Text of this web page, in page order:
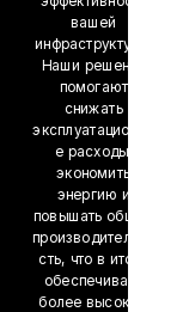
вашей
инфраструктуры.
Наши решения
помогают
снижать
эксплуатационны
е расходы,
экономить
энергию и
повышать общую
производительно
сть, что в итоге
обеспечивает
более высокую